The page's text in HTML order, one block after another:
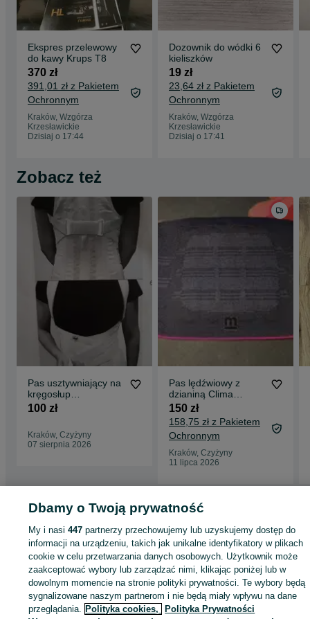
Ekspres przelewowy
do kawy Krups T8
370 zł
391,01 zł z Pakietem
Ochronnym
Kraków, Wzgórza
Krzesławickie
Dzisiaj o 17:44
Dozownik do wódki 6
kieliszków
19 zł
23,64 zł z Pakietem
Ochronnym
Kraków, Wzgórza
Krzesławickie
Dzisiaj o 17:41
Zobacz też
Pas usztywniający na
kręgosłup
ortopedyczny.
100 zł
Kraków, Czyżyny
07 sierpnia 2026
Pas lędźwiowy z
dzianiną Clima
Comfort - Lumbamed
Basic
150 zł
158,75 zł z Pakietem
Ochronnym
Kraków, Czyżyny
11 lipca 2026
Strona główna Zdrowie i Uroda Sprzęt rehabilitacyjny i ortopedyczny
Wzgórza Krzesławickie
KATEGORIA
ID:1047243956 Wyświetlenia:
Dbamy o Twoją prywatność
My i nasi447 partnerzy przechowujemy lub uzyskujemy dostęp do
informacji na urządzeniu, takich jak unikalne identyfikatory w plikach
cookie w celu przetwarzania danych osobowych. Użytkownik może
zaakceptować wybory lub zarządzać nimi, klikając poniżej lub w
dowolnym momencie na stronie polityki prywatności. Te wybory będą
sygnalizowane naszym partnerom i nie będą miały wpływu na dane
przeglądania. Polityka cookies, Polityka Prywatności